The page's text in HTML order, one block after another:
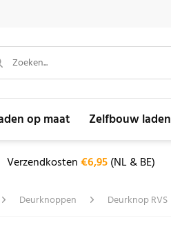
op maat Zelfbouw laden
Verzendkosten€6,95(NL & BE)
Deurknoppen Deurknop RVS